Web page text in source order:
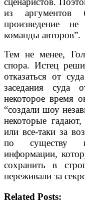
из
произведение
команды авторов”.
Тем не менее,
спора. Истец
отказаться от
заседания суда
некоторое время
“создали шоу
некоторые
или все-таки за
по существу
информации,
сохранить в
переживали за
Related Posts: